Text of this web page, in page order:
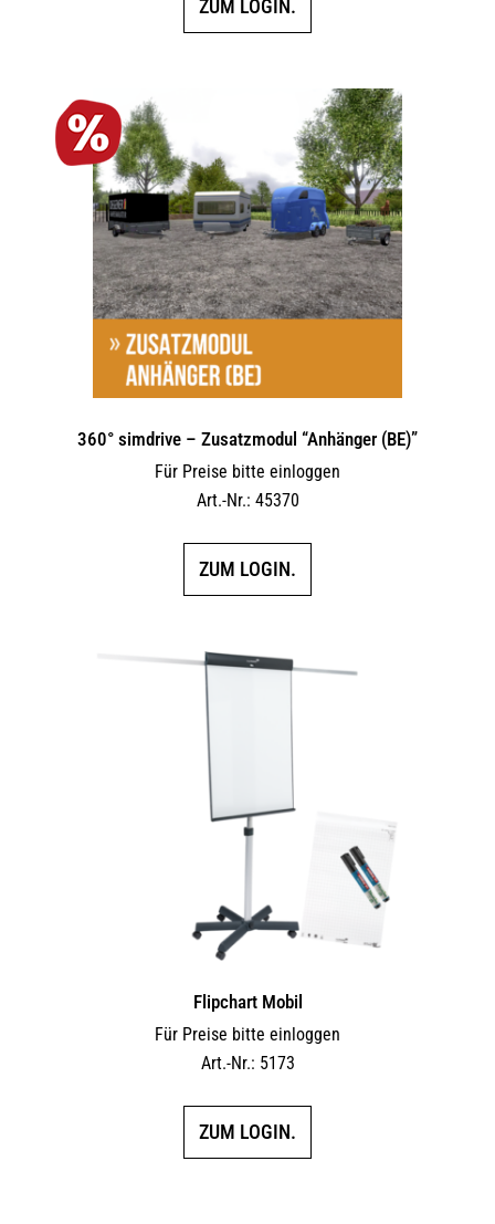
ZUM LOGIN.
360° simdrive – Zusatzmodul “Anhänger (BE)”
Für Preise bitte einloggen
Art.-Nr.: 45370
ZUM LOGIN.
Flipchart Mobil
Für Preise bitte einloggen
Art.-Nr.: 5173
ZUM LOGIN.